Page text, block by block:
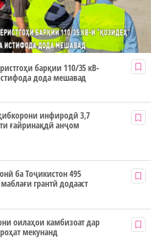
барқии 110/35 кВ-
дода мешавад
инфиродӣ 3,7
ғайринақдӣ анҷом
ба Тоҷикистон 495
грантӣ додааст
оилаҳои камбизоат дар
мекунанд